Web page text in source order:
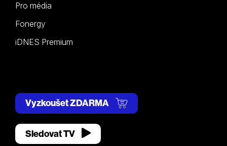
Pro média
Fonergy
iDNES Premium
Vyzkoušet ZDARMA
Sledovat TV